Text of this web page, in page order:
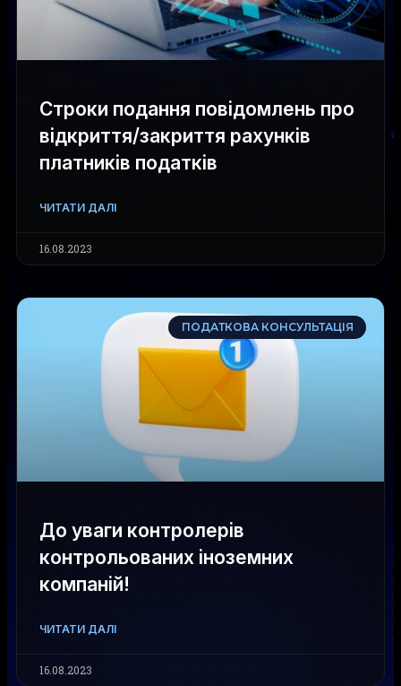
Строки подання повідомлень про
відкриття/закриття рахунків
платників податків
ЧИТАТИ ДАЛІ
16.08.2023
ПОДАТКОВА КОНСУЛЬТАЦІЯ
До уваги контролерів
контрольованих іноземних
компаній!
ЧИТАТИ ДАЛІ
16.08.2023